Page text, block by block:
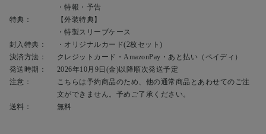
・特報・予告
特典：
【外装特典】
・特製スリーブケース
封入特典：
・オリジナルカード(2枚セット)
決済方法：
クレジットカード・AmazonPay・あと払い（ペイディ）
発送時期：
2026年10月9日(金)以降順次発送予定
注意：
こちらは予約商品のため、他の通常商品とあわせてのご注
文ができません。予めご了承ください。
送料：
無料